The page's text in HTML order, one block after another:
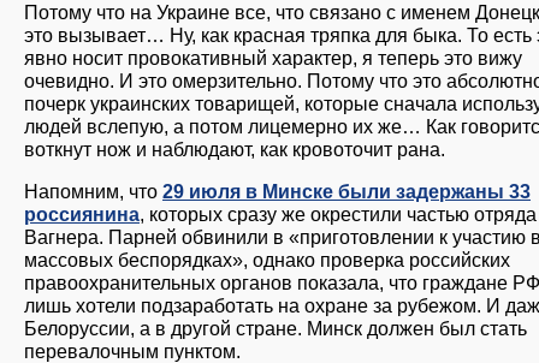
Потому что на Украине все, что связано с именем
это вызывает… Ну, как красная тряпка для быка. То есть
явно носит провокативный характер, я теперь это вижу
очевидно. И это омерзительно. Потому что это
почерк украинских товарищей, которые сначала
людей вслепую, а потом лицемерно их же… Как
воткнут нож и наблюдают, как кровоточит рана.
Напомним, что 29 июля в Минске были задержаны 33
россиянина , которых сразу же окрестили частью
Вагнера. Парней обвинили в «приготовлении к участию
массовых беспорядках», однако проверка российских
правоохранительных органов показала, что граждане
лишь хотели подзаработать на охране за рубежом. И
Белоруссии, а в другой стране. Минск должен был стать
перевалочным пунктом.